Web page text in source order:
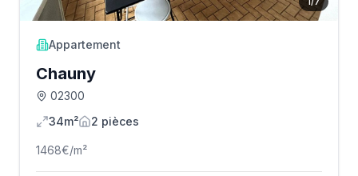
Appartement
Chauny
02300
34m²
2 pièces
1468€/m²